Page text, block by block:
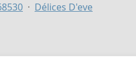
Délices D'eve